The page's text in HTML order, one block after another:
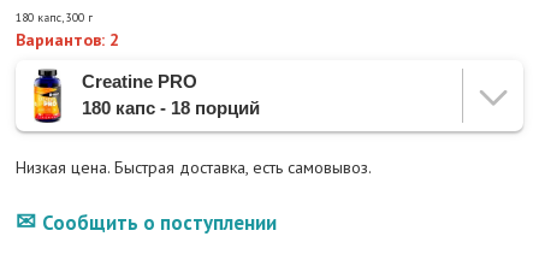
180 капс,300 г
Вариантов: 2
Creatine PRO
180 капс - 18 порций
Низкая цена. Быстрая доставка, есть самовывоз.
Сообщить о поступлении